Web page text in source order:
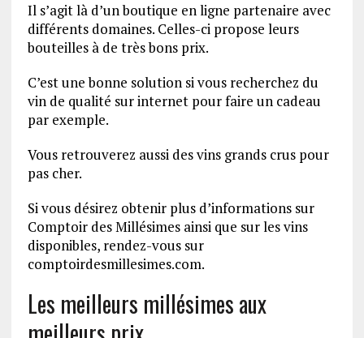
Il s’agit là d’un boutique en ligne partenaire avec
différents domaines. Celles-ci propose leurs
bouteilles à de très bons prix.
C’est une bonne solution si vous recherchez du
vin de qualité sur internet pour faire un cadeau
par exemple.
Vous retrouverez aussi des vins grands crus pour
pas cher.
Si vous désirez obtenir plus d’informations sur
Comptoir des Millésimes ainsi que sur les vins
disponibles, rendez-vous sur
comptoirdesmillesimes.com.
Les meilleurs millésimes aux